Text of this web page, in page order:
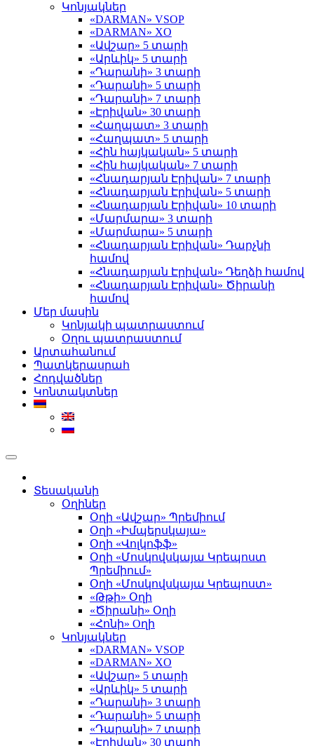
Կոնյակներ
«DARMAN» VSOP
«DARMAN» XO
«Ավշար» 5 տարի
«Արևիկ» 5 տարի
«Դարանի» 3 տարի
«Դարանի» 5 տարի
«Դարանի» 7 տարի
«Էրիվան» 30 տարի
«Հաղպատ» 3 տարի
«Հաղպատ» 5 տարի
«Հին հայկական» 5 տարի
«Հին հայկական» 7 տարի
«Հնադարյան Էրիվան» 7 տարի
«Հնադարյան Էրիվան» 5 տարի
«Հնադարյան Էրիվան» 10 տարի
«Մարմարա» 3 տարի
«Մարմարա» 5 տարի
«Հնադարյան Էրիվան» Դարչնի
համով
«Հնադարյան Էրիվան» Դեղձի համով
«Հնադարյան Էրիվան» Ծիրանի
համով
Մեր մասին
Կոնյակի պատրաստում
Օղու պատրաստում
Արտահանում
Պատկերասրահ
Հոդվածներ
Կոնտակտներ
Տեսականի
Օղիներ
Օղի «Ավշար» Պրեմիում
Օղի «Իմպերսկայա»
Օղի «Վոլկոֆֆ»
Օղի «Մոսկովսկայա Կրեպոստ
Պրեմիում»
Օղի «Մոսկովսկայա Կրեպոստ»
«Թթի» Օղի
«Ծիրանի» Օղի
«Հոնի» Оղի
Կոնյակներ
«DARMAN» VSOP
«DARMAN» XO
«Ավշար» 5 տարի
«Արևիկ» 5 տարի
«Դարանի» 3 տարի
«Դարանի» 5 տարի
«Դարանի» 7 տարի
«Էրիվան» 30 տարի